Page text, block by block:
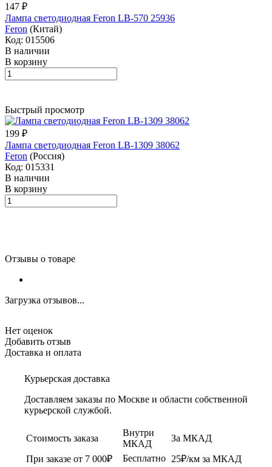
147 ₽
Лампа светодиодная Feron LB-570 25936
Feron (Китай)
Код: 015506
В наличии
В корзину
Быстрый просмотр
199 ₽
Лампа светодиодная Feron LB-1309 38062
Feron (Россия)
Код: 015331
В наличии
В корзину
Отзывы о товаре
Загрузка отзывов...
Нет оценок
Добавить отзыв
Доставка и оплата
Курьерская доставка
Доставляем заказы по Москве и области собственной
курьерской службой.
Стоимость заказа
Внутри
МКАД
За МКАД
При заказе от 7 000₽
Бесплатно 25₽/км за МКАД